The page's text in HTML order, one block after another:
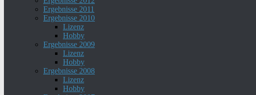
Ergebnisse 2011
Ergebnisse 2010
Lizenz
Hobby
Ergebnisse 2009
Lizenz
Hobby
Ergebnisse 2008
Lizenz
Hobby